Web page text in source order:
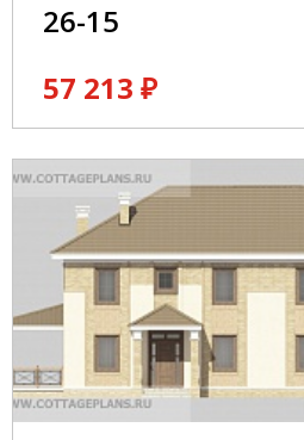
26-15
57 213 ₽